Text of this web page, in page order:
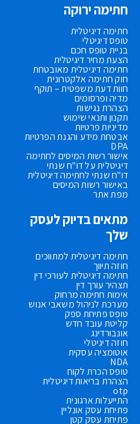
חתימה ירוקה
חתימה דיגיטלית
טופס דיגיטלי
בניית טופס חכם
הצעת מחיר דיגיטלית
חתימה דיגיטלית מאובטחת
חוק חתימה אלקטרונית
חוות דעת משפטית – תוקף
מדיה ופרסומים
הצהרת נגישות
תקנון ותנאי שימוש
מדיניות פרטיות
אבטחת מידע והגנת הפרטיות
DPA
אישור רשות המיסים לחתימה
דיגיטלית על דו"ח שנתי
דו"ח שנתי לחתימה דיגיטלית
באישור רשות המיסים
מפת אתר
מתאים בדיוק לעסק
שלך
חתימה דיגיטלית למתווכים
חוזה תיווך
חתימה דיגיטלית לעורכי דין
תצהיר עורך דין
אימות חתימה מרחוק
מערכת לניהול משאבי אנוש
טופס פתיחת ספק
קליטת עובד חדש
אונבורדינג
חוזה דיגיטלי
אוטומציה עסקית
NDA
טופס הכרת לקוח
הצהרת בריאות דיגיטלית
otp
התייעלות ארגונית
פתיחת עסק אונליין
פתיחת עסק קטן